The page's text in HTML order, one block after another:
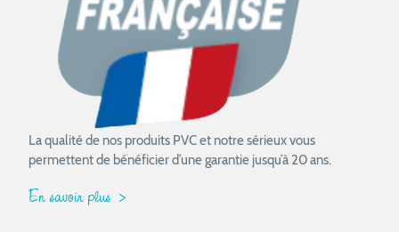
La qualité de nos produits PVC et notre sérieux vous
permettent de bénéficier d’une garantie jusqu’à 20 ans.
En savoir plus